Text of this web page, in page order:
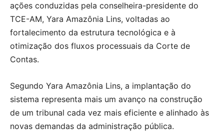
ações conduzidas pela conselheira-presidente do
TCE-AM, Yara Amazônia Lins, voltadas ao
fortalecimento da estrutura tecnológica e à
otimização dos fluxos processuais da Corte de
Contas.
Segundo Yara Amazônia Lins, a implantação do
sistema representa mais um avanço na construção
de um tribunal cada vez mais eficiente e alinhado às
novas demandas da administração pública.